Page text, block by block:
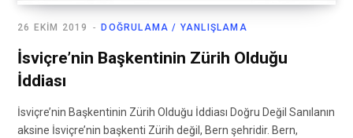
DOĞRULAMA / YANLIŞLAMA
26 EKIM 2019
İsviçre’nin Başkentinin Zürih Olduğu
İddiası
İsviçre’nin Başkentinin Zürih Olduğu İddiası Doğru Değil Sanılanın
aksine İsviçre’nin başkenti Zürih değil, Bern şehridir. Bern,